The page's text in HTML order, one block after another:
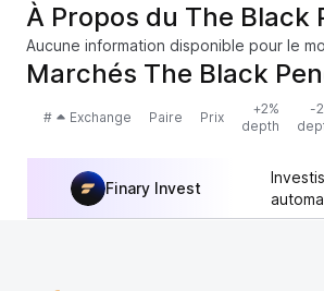
À Propos du The Black
Aucune information disponible pour le
Marchés The Black
# Exchange Paire Prix
+2%
depth
-
Finary Invest